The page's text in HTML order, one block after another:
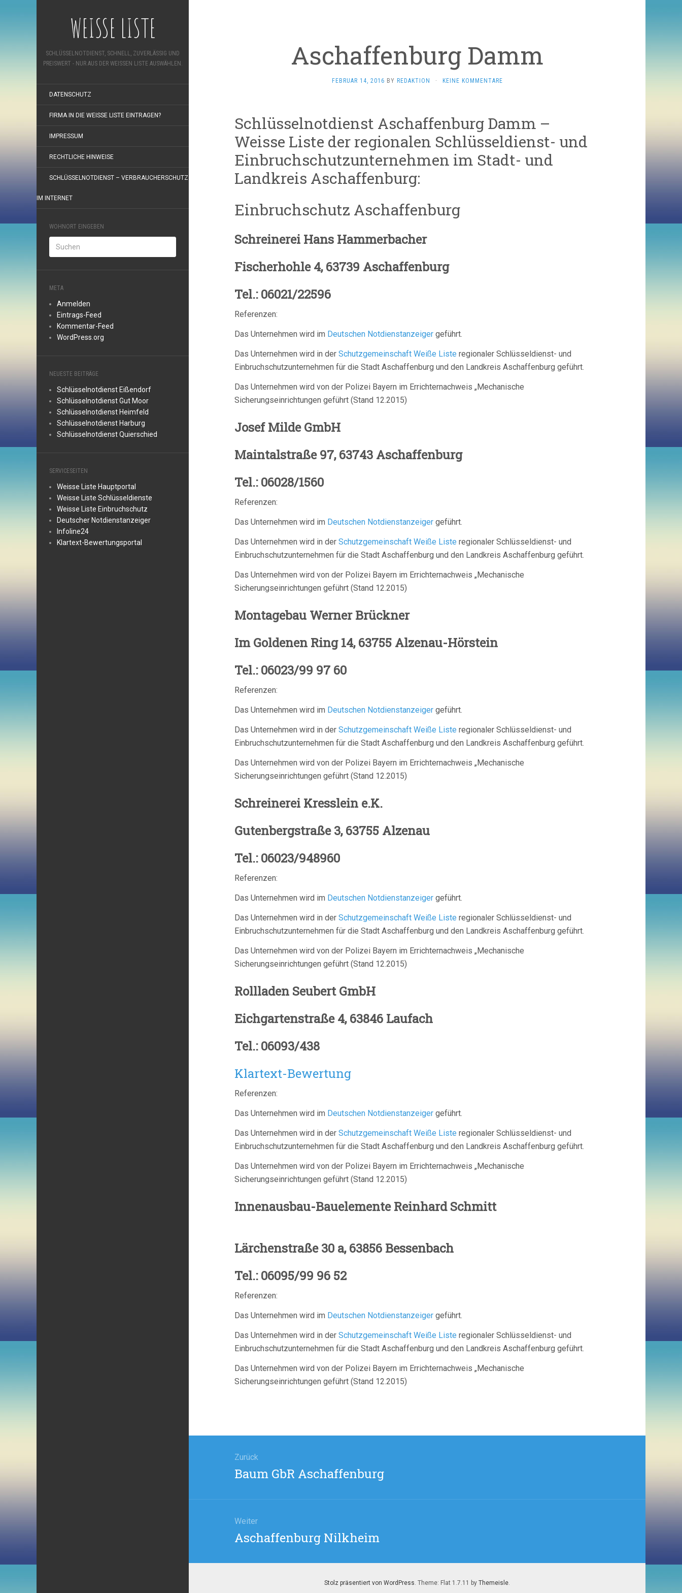
WEISSE LISTE
SCHLÜSSELNOTDIENST, SCHNELL, ZUVERLÄSSIG UND
PREISWERT - NUR AUS DER WEISSEN LISTE AUSWÄHLEN.
DATENSCHUTZ
FIRMA IN DIE WEISSE LISTE EINTRAGEN?
IMPRESSUM
RECHTLICHE HINWEISE
SCHLÜSSELNOTDIENST – VERBRAUCHERSCHUTZ
IM INTERNET
WOHNORT EINGEBEN
META
Anmelden
Eintrags-Feed
Kommentar-Feed
WordPress.org
NEUESTE BEITRÄGE
Schlüsselnotdienst Eißendorf
Schlüsselnotdienst Gut Moor
Schlüsselnotdienst Heimfeld
Schlüsselnotdienst Harburg
Schlüsselnotdienst Quierschied
SERVICESEITEN
Weisse Liste Hauptportal
Weisse Liste Schlüsseldienste
Weisse Liste Einbruchschutz
Deutscher Notdienstanzeiger
Infoline24
Klartext-Bewertungsportal
Aschaffenburg Damm
FEBRUAR 14, 2016 BY REDAKTION · KEINE KOMMENTARE
Schlüsselnotdienst Aschaffenburg Damm –
Weisse Liste der regionalen Schlüsseldienst- und
Einbruchschutzunternehmen im Stadt- und
Landkreis Aschaffenburg:
Einbruchschutz Aschaffenburg
Schreinerei Hans Hammerbacher
Fischerhohle 4, 63739 Aschaffenburg
Tel.: 06021/22596
Referenzen:
Das Unternehmen wird im Deutschen Notdienstanzeiger geführt.
Das Unternehmen wird in der Schutzgemeinschaft Weiße Liste regionaler Schlüsseldienst- und
Einbruchschutzunternehmen für die Stadt Aschaffenburg und den Landkreis Aschaffenburg geführt.
Das Unternehmen wird von der Polizei Bayern im Errichternachweis „Mechanische
Sicherungseinrichtungen geführt (Stand 12.2015)
Josef Milde GmbH
Maintalstraße 97, 63743 Aschaffenburg
Tel.: 06028/1560
Referenzen:
Das Unternehmen wird im Deutschen Notdienstanzeiger geführt.
Das Unternehmen wird in der Schutzgemeinschaft Weiße Liste regionaler Schlüsseldienst- und
Einbruchschutzunternehmen für die Stadt Aschaffenburg und den Landkreis Aschaffenburg geführt.
Das Unternehmen wird von der Polizei Bayern im Errichternachweis „Mechanische
Sicherungseinrichtungen geführt (Stand 12.2015)
Montagebau Werner Brückner
Im Goldenen Ring 14, 63755 Alzenau-Hörstein
Tel.: 06023/99 97 60
Referenzen:
Das Unternehmen wird im Deutschen Notdienstanzeiger geführt.
Das Unternehmen wird in der Schutzgemeinschaft Weiße Liste regionaler Schlüsseldienst- und
Einbruchschutzunternehmen für die Stadt Aschaffenburg und den Landkreis Aschaffenburg geführt.
Das Unternehmen wird von der Polizei Bayern im Errichternachweis „Mechanische
Sicherungseinrichtungen geführt (Stand 12.2015)
Schreinerei Kresslein e.K.
Gutenbergstraße 3, 63755 Alzenau
Tel.: 06023/948960
Referenzen:
Das Unternehmen wird im Deutschen Notdienstanzeiger geführt.
Das Unternehmen wird in der Schutzgemeinschaft Weiße Liste regionaler Schlüsseldienst- und
Einbruchschutzunternehmen für die Stadt Aschaffenburg und den Landkreis Aschaffenburg geführt.
Das Unternehmen wird von der Polizei Bayern im Errichternachweis „Mechanische
Sicherungseinrichtungen geführt (Stand 12.2015)
Rollladen Seubert GmbH
Eichgartenstraße 4, 63846 Laufach
Tel.: 06093/438
Klartext-Bewertung
Referenzen:
Das Unternehmen wird im Deutschen Notdienstanzeiger geführt.
Das Unternehmen wird in der Schutzgemeinschaft Weiße Liste regionaler Schlüsseldienst- und
Einbruchschutzunternehmen für die Stadt Aschaffenburg und den Landkreis Aschaffenburg geführt.
Das Unternehmen wird von der Polizei Bayern im Errichternachweis „Mechanische
Sicherungseinrichtungen geführt (Stand 12.2015)
Innenausbau-Bauelemente Reinhard Schmitt
Lärchenstraße 30 a, 63856 Bessenbach
Tel.: 06095/99 96 52
Referenzen:
Das Unternehmen wird im Deutschen Notdienstanzeiger geführt.
Das Unternehmen wird in der Schutzgemeinschaft Weiße Liste regionaler Schlüsseldienst- und
Einbruchschutzunternehmen für die Stadt Aschaffenburg und den Landkreis Aschaffenburg geführt.
Das Unternehmen wird von der Polizei Bayern im Errichternachweis „Mechanische
Sicherungseinrichtungen geführt (Stand 12.2015)
Zurück
Vorheriger
Baum GbR Aschaffenburg
Weiter
Nächster
Aschaffenburg Nilkheim
Stolz präsentiert von WordPress. Theme: Flat 1.7.11 by Themeisle.